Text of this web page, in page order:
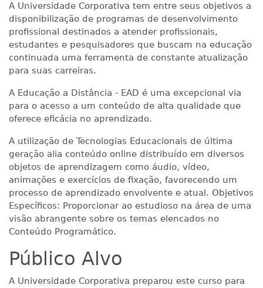
A Universidade Corporativa tem entre seus objetivos a
disponibilização de programas de desenvolvimento
profissional destinados a atender profissionais,
estudantes e pesquisadores que buscam na educação
continuada uma ferramenta de constante atualização
para suas carreiras.
A Educação a Distância - EAD é uma excepcional via
para o acesso a um conteúdo de alta qualidade que
oferece eficácia no aprendizado.
A utilização de Tecnologias Educacionais de última
geração alia conteúdo online distribuído em diversos
objetos de aprendizagem como áudio, vídeo,
animações e exercícios de fixação, favorecendo um
processo de aprendizado envolvente e atual. Objetivos
Específicos: Proporcionar ao estudioso na área de uma
visão abrangente sobre os temas elencados no
Conteúdo Programático.
Público Alvo
A Universidade Corporativa preparou este curso para